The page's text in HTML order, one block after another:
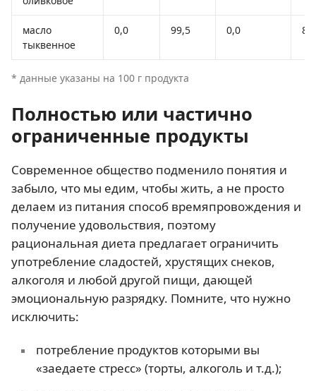
масло
тыквенное
0,0 99,5 0,0
* данные указаны на 100 г продукта
Полностью или частично
ограниченные продукты
Современное общество подменило понятия и
забыло, что мы едим, чтобы жить, а не просто
делаем из питания способ времяпровождения и
получение удовольствия, поэтому
рациональная диета предлагает ограничить
употребление сладостей, хрустящих снеков,
алкоголя и любой другой пищи, дающей
эмоциональную разрядку. Помните, что нужно
исключить:
потребление продуктов которыми вы
«заедаете стресс» (торты, алкоголь и т.д.);